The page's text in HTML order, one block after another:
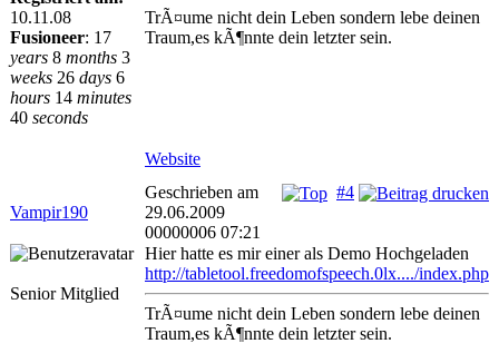
10.11.08
Fusioneer: 17
years 8 months 3
weeks 26 days 6
hours 14 minutes
40 seconds
TrÃ¤ume nicht dein Leben sondern lebe deinen
Traum,es kÃ¶nnte dein letzter sein.
Website
Vampir190
#4
Geschrieben am
29.06.2009
00000006 07:21
Senior Mitglied
Hier hatte es mir einer als Demo Hochgeladen
http://tabletool.freedomofspeech.0lx..../index.php
TrÃ¤ume nicht dein Leben sondern lebe deinen
Traum,es kÃ¶nnte dein letzter sein.